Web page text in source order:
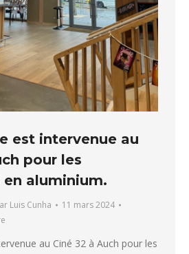
est intervenue au
pour les
en aluminium.
Luis Cunha
11 mars 2024
au Ciné 32 à Auch pour les